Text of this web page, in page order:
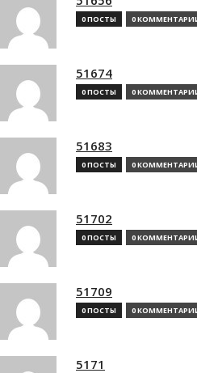
0 ПОСТЫ 0
51674
0 ПОСТЫ 0
51683
0 ПОСТЫ 0
51702
0 ПОСТЫ 0
51709
0 ПОСТЫ 0
5171